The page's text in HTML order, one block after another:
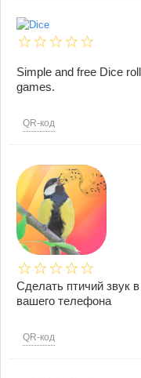
Simple and free Dice
games.
QR-код
Сделать птичий звук
вашего телефона
QR-код